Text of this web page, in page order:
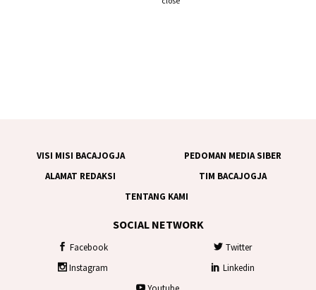
VISI MISI BACAJOGJA
PEDOMAN MEDIA SIBER
ALAMAT REDAKSI
TIM BACAJOGJA
TENTANG KAMI
SOCIAL NETWORK
Facebook
Twitter
Instagram
Linkedin